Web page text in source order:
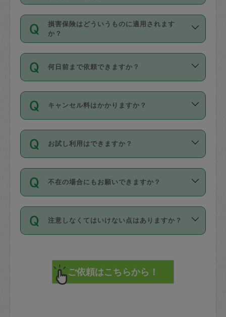
能です。依頼送信後、個別にタスカジさ
んにメッセージを送り調整してくださ
い。ただし、２時間を越えての調整はで
時間も被らない場合、損害保険の対象外
基本的に、高所での作業や危険作業、屋
外での作業は対象外です。
育園や学校の給食やレストランで料理関
係の専門職に従事されていた方、日本で
すでにハウスキーパーや英語の先生とし
てお仕事をしているフィリピン出身の
社員など様々なバックグラウンドの方が
登録しています。
日本語も話せる方など様々です。
ールに記載していますので、各自の得意
を依頼してください。
応募の際に、各自事務局との面接と説明
を行っています。その後、身分証明書の
写真提出をしていただいています。外国
確認しています。タスカジさんトレーニ
ング動画を使ったセルフトレーニングの
現場トライアルを受け、合格したタスカ
ジさんが活動されています。
※テストセンターの講評は１件目のレビュ
参考
【詳細】タスカジさんの登録に際
損害保険はどういうものに適用されます
か？
依頼者とタスカジさんとの間でタスカジ
を通して成立した作業時間内での作業に
適用されます。作業範囲は、掃除、洗
です。作業中に物を壊したり、人にけが
をさせたりした場合が対象で、補償金額
す。
写真を撮り、
詳細FAQ：
損害賠償保険について教えて
何日前まで依頼できますか？
ご依頼は、現在を起点に3日後（72時間
以降）の日時から受付可能となっていま
す。
タスカジさんへ「募集」をかけることが
可能です。
キャンセル料はかかりますか？
キャンセル料には、以下の2種類がありま
す。
1. 直前キャンセル（定期、スポット契約
共通）
72時間を超える※と、以下のキャンセル
料が発生します。
直前キャンセル料：
72時間前〜24時間前＝依頼料金の50%
お試し利用はできますか？
「お試し利用」というメニューはありま
せんが、「一回のみ」依頼を活用するこ
とによって、気に入ったタスカジさんを
まず、条件の合う気になるタスカジさ
みてください。
その後、一番気に入ったタスカジさんに
不在の場合にもお願いできますか？
不在の場合の作業はタスカジさんの同意
が必要です。数回の依頼ののち、タスカ
ジさんと依頼者の間で十分な信頼関係が
てください。
不在時に部屋に入るためにタスカジさん
注意しなくてはいけない点はありますか？
で、必ず鍵のかかるロッカーや金庫に入
れて依頼者の責任の元管理するよう心掛
けてください。